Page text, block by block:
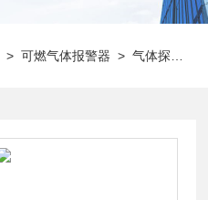
>可燃气体报警器 >气体探测仪